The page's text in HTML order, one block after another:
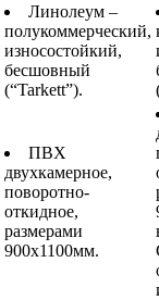
Линолеум –
полукоммерческий,
износостойкий,
бесшовный
(“Tarkett”).
ПВХ
двухкамерное,
поворотно-
откидное,
размерами
900х1100мм.